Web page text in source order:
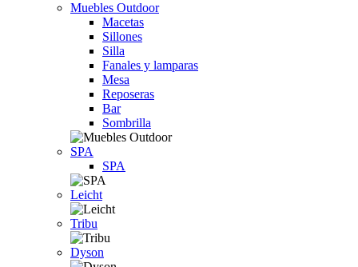
Muebles Outdoor
Macetas
Sillones
Silla
Fanales y lamparas
Mesa
Reposeras
Bar
Sombrilla
SPA
SPA
Leicht
Tribu
Dyson